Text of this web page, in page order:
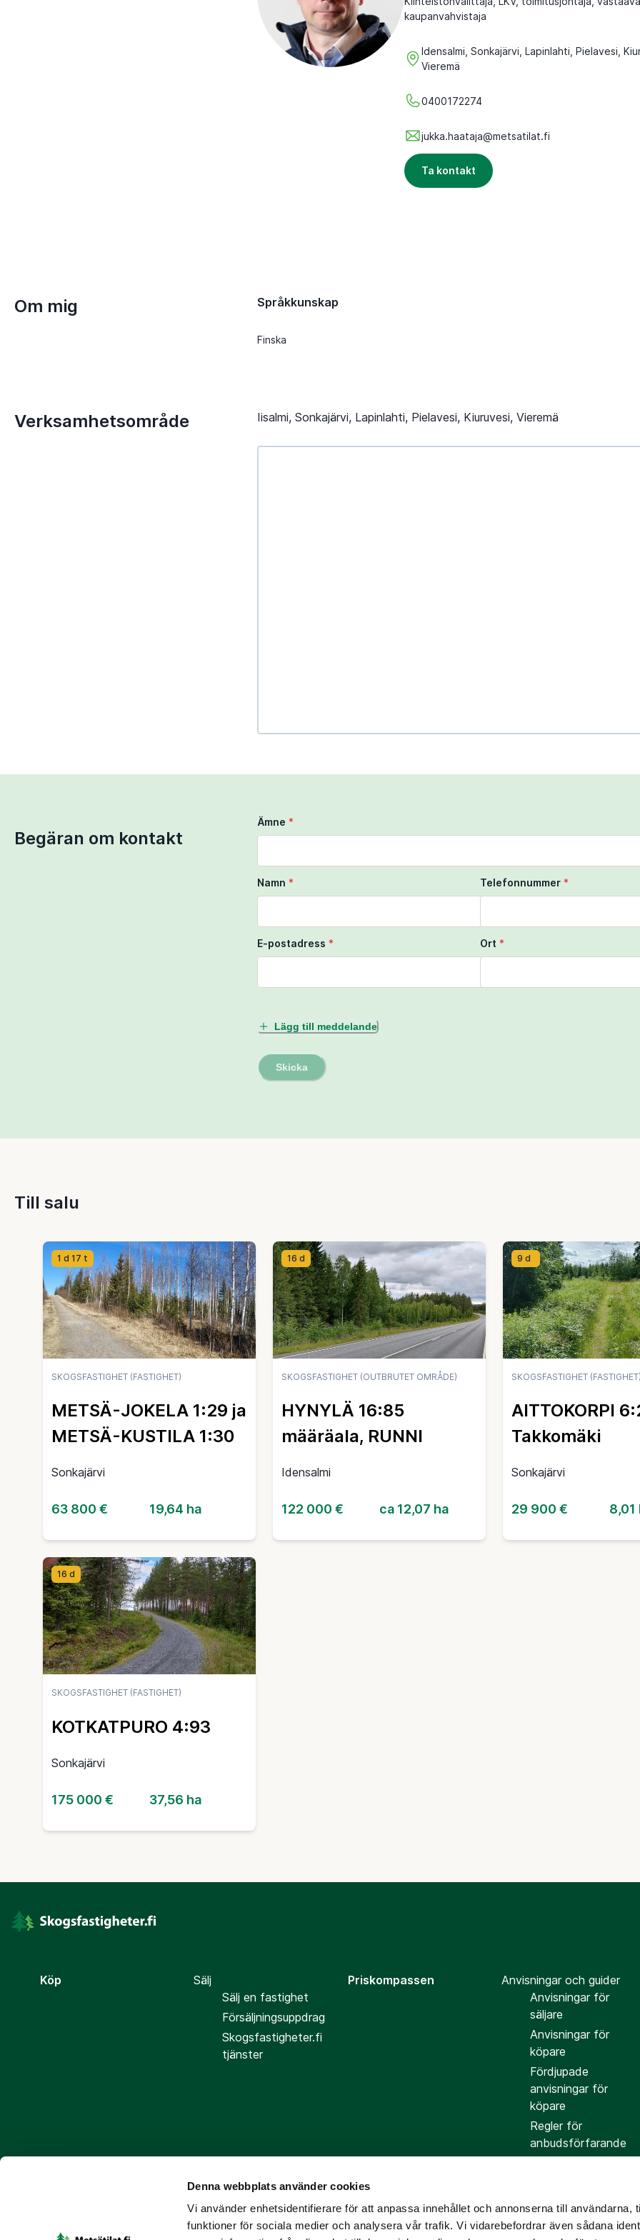
Denna webbplats använder cookies
Vi använder enhetsidentifierare för att anpassa innehållet och annonserna till användarna,
funktioner för sociala medier och analysera vår trafik. Vi vidarebefordrar även sådana
kaupanvahvistaja
Idensalmi, Sonkajärvi, Lapinlahti, Pielavesi,
Vieremä
0400172274
jukka.haataja@metsatilat.fi
Ta kontakt
Om mig Språkkunskap
Finska
Verksamhetsområde Iisalmi, Sonkajärvi, Lapinlahti, Pielavesi, Kiuruvesi, Vieremä
Begäran om kontakt
Ämne *
Namn * Telefonnummer *
E-postadress * Ort *
Lägg till meddelande
Skicka
Till salu
1 d 17 t
SKOGSFASTIGHET (FASTIGHET)
METSÄ-JOKELA 1:29 ja
METSÄ-KUSTILA 1:30
Sonkajärvi
63 800 € 19,64 ha
16 d
SKOGSFASTIGHET (OUTBRUTET OMRÅDE)
HYNYLÄ 16:85
määräala, RUNNI
Idensalmi
122 000 € ca 12,07 ha
9 d
SKOGSFASTIGHET
AITTOKORPI
Takkomäki
Sonkajärvi
29 900 € 8,01
16 d
SKOGSFASTIGHET (FASTIGHET)
KOTKATPURO 4:93
Sonkajärvi
175 000 € 37,56 ha
Köp
Sälj
Sälj en fastighet
Försäljningsuppdrag
Skogsfastigheter.fi
tjänster
Priskompassen
Anvisningar och guider
Anvisningar för
säljare
Anvisningar för
köpare
Fördjupade
anvisningar för
köpare
Regler för
anbudsförfarande